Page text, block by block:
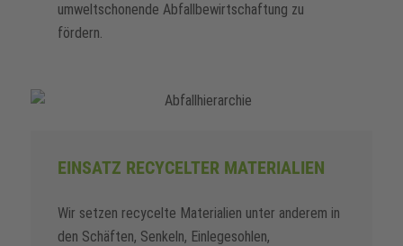
umweltschonende Abfallbewirtschaftung zu
fördern.
EINSATZ RECYCELTER MATERIALIEN
Wir setzen recycelte Materialien unter anderem in
den Schäften, Senkeln, Einlegesohlen,